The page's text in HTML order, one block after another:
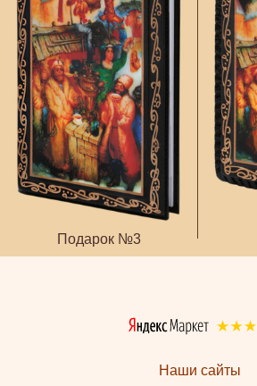
Подарок №3
Наши сайты